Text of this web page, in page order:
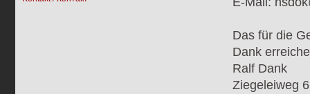
Das für die
Dank
Ralf Dank
Ziegeleiweg 6